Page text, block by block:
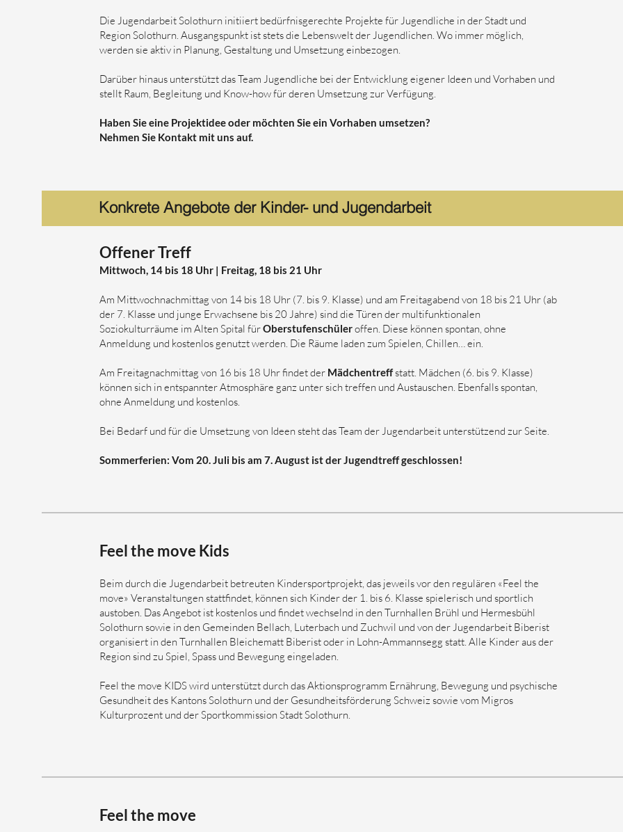
Die Jugendarbeit Solothurn initiiert bedürfnisgerechte Projekte für Jugendliche in der Stadt und
Region Solothurn. Ausgangspunkt ist stets die Lebenswelt der Jugendlichen. Wo immer möglich,
werden sie aktiv in Planung, Gestaltung und Umsetzung einbezogen.
Darüber hinaus unterstützt das Team Jugendliche bei der Entwicklung eigener Ideen und Vorhaben und
stellt Raum, Begleitung und Know-how für deren Umsetzung zur Verfügung.
Haben Sie eine Projektidee oder möchten Sie ein Vorhaben umsetzen?
Nehmen Sie Kontakt mit uns auf.
Konkrete Angebote der Kinder- und Jugendarbeit
Offener Treff
​​Mittwoch, 14 bis 18 Uhr | Freitag, 18 bis 21 Uhr
​Am Mittwochnachmittag von 14 bis 18 Uhr (7. bis 9. Klasse) und am Freitagabend von 18 bis 21 Uhr (ab
der 7. Klasse und junge Erwachsene bis 20 Jahre) sind die Türen der multifunktionalen
Soziokulturräume im Alten Spital fürOberstufenschüleroffen. Diese können spontan, ohne
Anmeldung und kostenlos genutzt werden. Die Räume laden zum Spielen, Chillen… ein.
Am Freitagnachmittag von 16 bis 18 Uhr findet der Mädchentreffstatt. Mädchen (6. bis 9. Klasse)
können sich in entspannter Atmosphäre ganz unter sich treffen und Austauschen. Ebenfalls spontan,
ohne Anmeldung und kostenlos.
Bei Bedarf und für die Umsetzung von Ideen steht das Team der Jugendarbeit unterstützend zur Seite.
Sommerferien: Vom 20. Juli bis am 7. August ist der Jugendtreff geschlossen!
Feel the move Kids
Beim durch die Jugendarbeit betreuten Kindersportprojekt, das jeweils vor den regulären «Feel the
move» Veranstaltungen stattfindet, können sich Kinder der 1. bis 6. Klasse spielerisch und sportlich
austoben. Das Angebot ist kostenlos und findet wechselnd in den Turnhallen Brühl und Hermesbühl
Solothurn sowie in den Gemeinden Bellach, Luterbach und Zuchwil und von der Jugendarbeit Biberist
organisiert in den Turnhallen Bleichematt Biberist oder in Lohn-Ammannsegg statt. Alle Kinder aus der
Region sind zu Spiel, Spass und Bewegung eingeladen.
Feel the move KIDS wird unterstützt durch das Aktionsprogramm Ernährung, Bewegung und psychische
Gesundheit des Kantons Solothurn und der Gesundheitsförderung Schweiz sowie vom Migros
Kulturprozent und der Sportkommission Stadt Solothurn.
Feel the move